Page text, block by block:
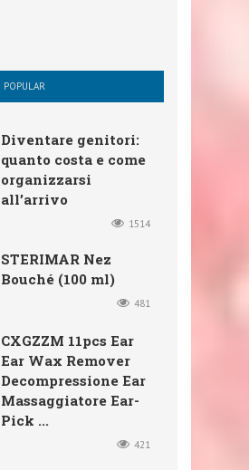
POPULAR
Diventare genitori:
quanto costa e come
organizzarsi
all’arrivo
1514
STERIMAR Nez
Bouché (100 ml)
481
CXGZZM 11pcs Ear
Ear Wax Remover
Decompressione Ear
Massaggiatore Ear-
Pick ...
421